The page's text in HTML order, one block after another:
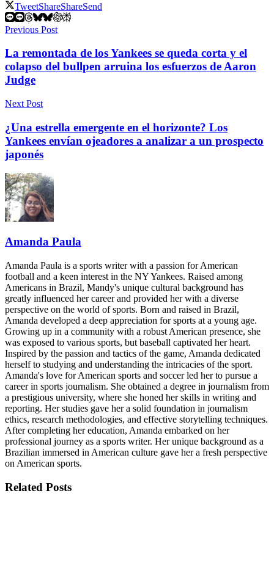
TweetShareShareSend
Previous Post
La remontada de los Yankees se queda corta y el
colapso del bullpen arruina los esfuerzos de Aaron
Judge
Next Post
¿Una estrella emergente en el horizonte? Los
Yankees envían ojeadores a analizar a un prospecto
japonés
Amanda Paula
Amanda Paula is a sports writer with a passion for American
football and a keen interest in the NY Yankees. Raised among
Americans in Brazil, Mandy's unique cultural background has
greatly influenced her career and provided her with a diverse
perspective on the world of sports. Born and raised in Brazil,
Amanda developed a deep appreciation for sports at a young age.
Growing up in a community with a robust American presence, she
was exposed to various sports, but baseball captivated her heart.
Inspired by the passion and tactics of the game, Amanda dedicated
herself to studying and understanding the intricacies of the sport.
Amanda's love for American sports and soccer led her to pursue a
career in sports journalism. She obtained a degree in journalism from
a prestigious university, where she honed her skills in writing and
reporting. Her studies gave her a solid foundation in journalism
ethics, research methodologies, and effective storytelling techniques.
After completing her education, Amanda embarked on her
professional journey as a sports writer. Her unique background as a
Brazilian immersed in American culture gave her a fresh perspective
on American sports.
Related Posts